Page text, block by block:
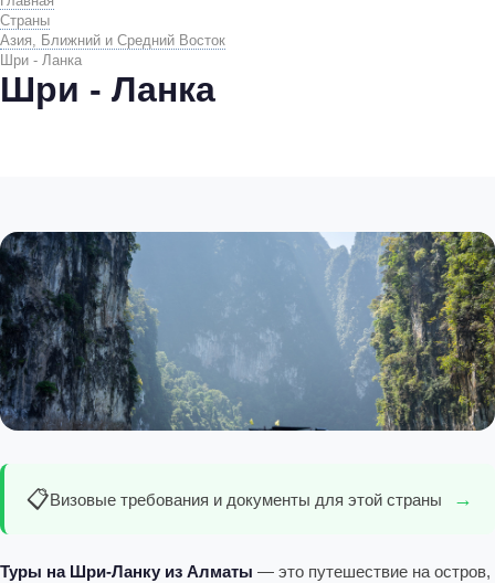
Страны
Азия, Ближний и Средний Восток
Шри - Ланка
Шри - Ланка
📋Визовые требования и документы для этой страны →
Туры на Шри-Ланку из Алматы — это путешествие на остров,